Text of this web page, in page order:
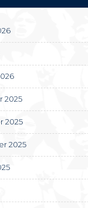
2025
2025
2025